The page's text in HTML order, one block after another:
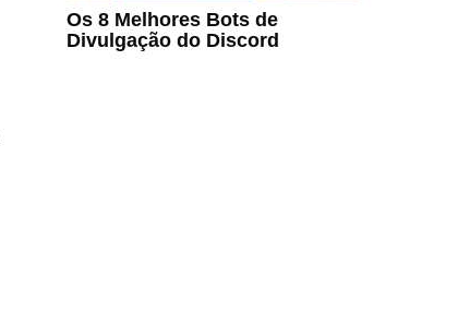
Os 8 Melhores Bots de
Divulgação do Discord